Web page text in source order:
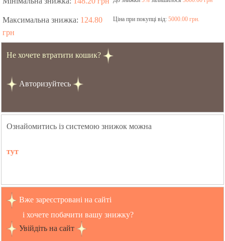
Максимальна знижка: 124.80
грн
Ціна при покупці від: 5000.00 грн.
Не хочете втратити кошик?
Авторизуйтесь
Ознайомитись із системою знижок можна
тут
Вже зареєстровані на сайті
і хочете побачити вашу знижку?
Увійдіть на сайт